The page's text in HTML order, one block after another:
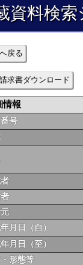
資料検
戻る
求書ダウンロード
情報
号
月日（自）
月日（至）
形態等